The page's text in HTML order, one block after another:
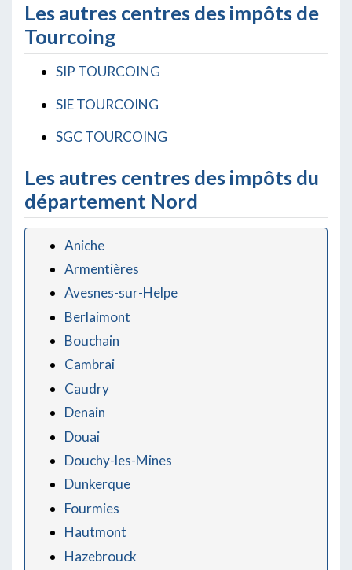
Les autres centres des impôts de
Tourcoing
SIP TOURCOING
SIE TOURCOING
SGC TOURCOING
Les autres centres des impôts du
département Nord
Aniche
Armentières
Avesnes-sur-Helpe
Berlaimont
Bouchain
Cambrai
Caudry
Denain
Douai
Douchy-les-Mines
Dunkerque
Fourmies
Hautmont
Hazebrouck